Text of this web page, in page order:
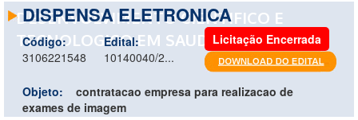
DESENVOLVIMENTO CIENTIFICO E
TECNOLOGICO EM SAUDE - RJ
DISPENSA ELETRONICA
Código:
3106221548
Edital:
10140040/2...
Licitação Encerrada
Objeto:
contratacao empresa para realizacao de
exames de imagem